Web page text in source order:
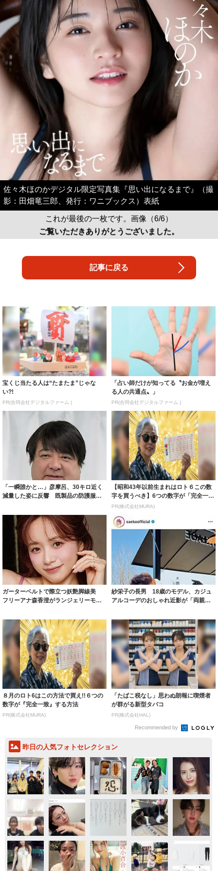
佐々木ほのかデジタル限定写真集『思い出になるまで』（撮
影：田畑竜三郎、発行：ワニブックス）表紙
これが最後の一枚です。画像（6/6）
ご覧いただきありがとうございました。
記事に戻る
宝くじ当たる人は“たまたま”じゃな
い?!
PR(合同会社デジタルファーム )
「占い師だけが知ってる〝お金が増え
る人の共通点〟」
PR(合同会社デジタルファーム )
「一瞬誰かと…」彦摩呂、30キロ近く
減量した姿に反響 既製品の防護服が
【昭和43年以前生まれはロト６この数
字を買うべき】6つの数字が「完全一
致」する方...
PR(株式会社MURA)
ガーターベルトで際立つ妖艶脚線美
フリーアナ森香澄がランジェリーモデ
紗栄子の長男 18歳のモデル、カジュ
アルコーデのおしゃれ近影が「両親の
８月のロト6はこの方法で買え!!６つの
数字が『完全一致』する方法
PR(株式会社MURA)
「たばこ税なし」思わぬ朗報に喫煙者
が群がる新型タバコ
PR(株式会社HAL)
Recommended by
昨日の人気フォトセレクション